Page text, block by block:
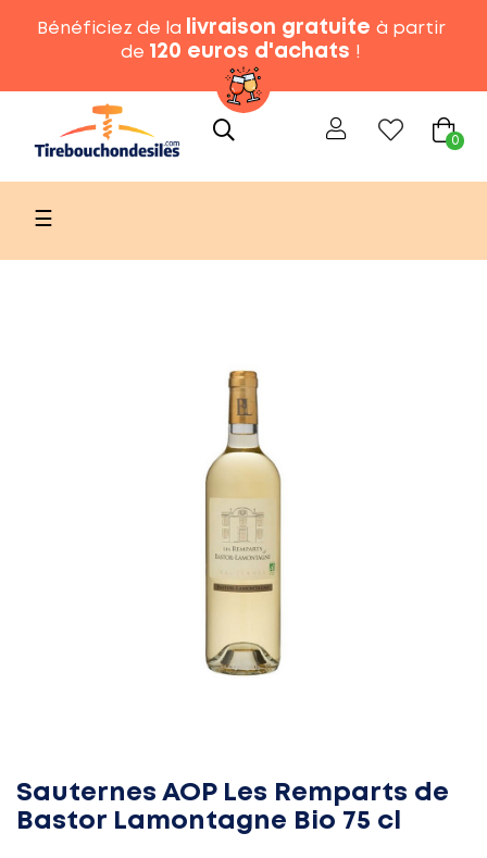
Bénéficiez de la livraison gratuite à partir
de 120 euros d'achats !
0
Basculer
navigation
☰
Sauternes AOP Les Remparts de
Bastor Lamontagne Bio 75 cl